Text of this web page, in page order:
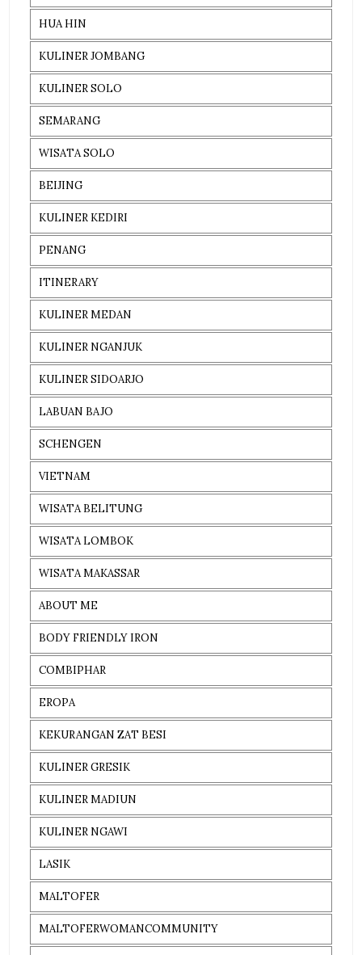
HUA HIN
KULINER JOMBANG
KULINER SOLO
SEMARANG
WISATA SOLO
BEIJING
KULINER KEDIRI
PENANG
ITINERARY
KULINER MEDAN
KULINER NGANJUK
KULINER SIDOARJO
LABUAN BAJO
SCHENGEN
VIETNAM
WISATA BELITUNG
WISATA LOMBOK
WISATA MAKASSAR
ABOUT ME
BODY FRIENDLY IRON
COMBIPHAR
EROPA
KEKURANGAN ZAT BESI
KULINER GRESIK
KULINER MADIUN
KULINER NGAWI
LASIK
MALTOFER
MALTOFERWOMANCOMMUNITY